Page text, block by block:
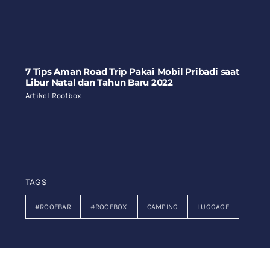
7 Tips Aman Road Trip Pakai Mobil Pribadi saat
Libur Natal dan Tahun Baru 2022
Artikel Roofbox
TAGS
#ROOFBAR #ROOFBOX CAMPING LUGGAGE